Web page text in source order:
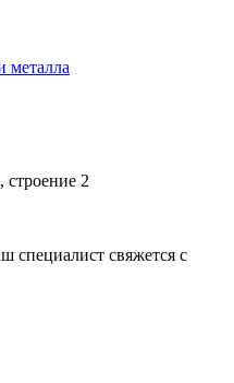
металла
строение 2
специалист свяжется с